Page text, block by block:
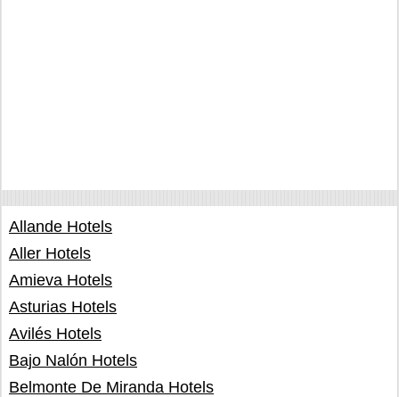
Allande Hotels
Aller Hotels
Amieva Hotels
Asturias Hotels
Avilés Hotels
Bajo Nalón Hotels
Belmonte De Miranda Hotels